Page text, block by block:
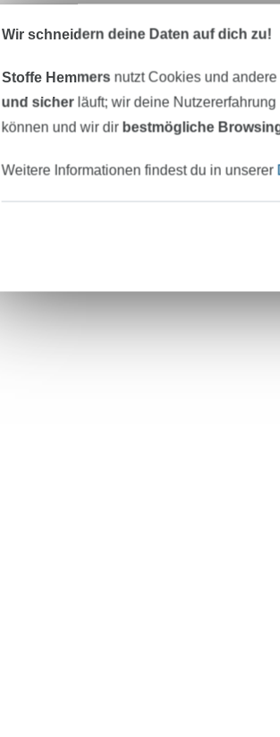
Wir schneidern deine Daten auf dich zu!
Stoffe Hemmers nutzt Cookies und
und sicherläuft; wir deine
können und wir dir bestmögliche
Weitere Informationen findest du in unserer